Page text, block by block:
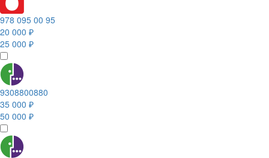
978 095 00 95
20 000 ₽
25 000 ₽
9308800880
35 000 ₽
50 000 ₽